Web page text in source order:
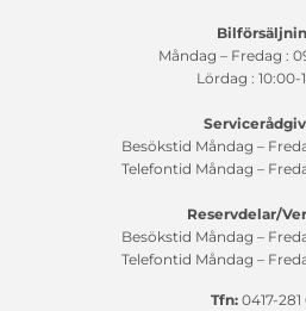
Måndag – Fredag :
Lördag : 10:00-
Besökstid Måndag –
Telefontid Måndag –
Reservdelar/
Besökstid Måndag –
Telefontid Måndag –
Tfn:0417-281